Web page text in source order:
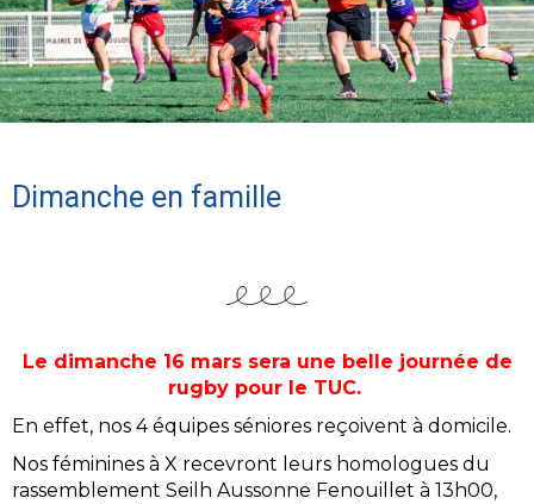
Dimanche en famille
Le dimanche 16 mars sera une belle journée de
rugby pour le TUC.
En effet, nos 4 équipes séniores reçoivent à domicile.
Nos féminines à X recevront leurs homologues du
rassemblement Seilh Aussonne Fenouillet à 13h00,